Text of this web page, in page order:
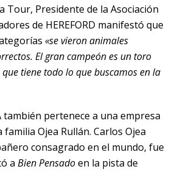
Tour, Presidente de la Asociación
de HEREFORD manifestó que
«se vieron animales
El gran campeón es un toro
tiene todo lo que buscamos en la
también pertenece a una empresa
familia Ojea Rullán. Carlos Ojea
consagrado en el mundo, fue
a Bien Pensadoen la pista de